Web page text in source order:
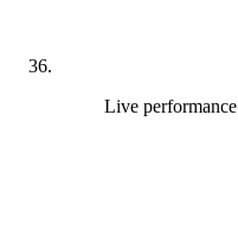
Live performance